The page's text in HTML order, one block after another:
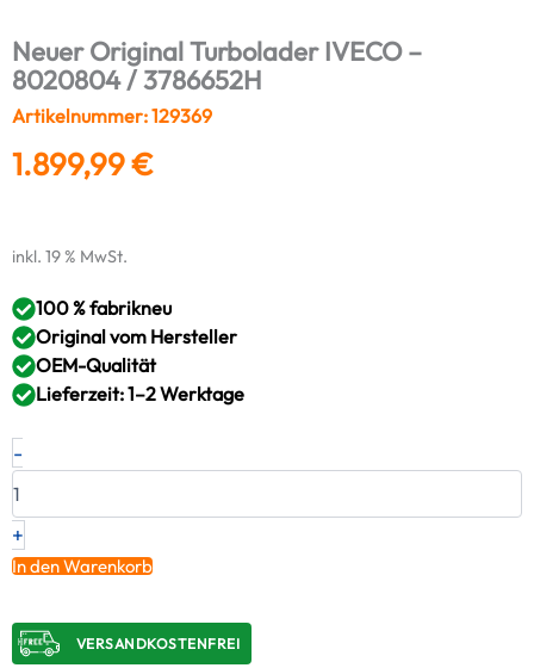
Neuer Original Turbolader IVECO –
8020804 / 3786652H
Artikelnummer: 129369
1.899,99€
inkl. 19 % MwSt.
100 % fabrikneu
Original vom Hersteller
OEM-Qualität
Lieferzeit: 1–2 Werktage
-
Neuer
Original
–
8020804
/
Menge
+
In den Warenkorb
VERSANDKOSTENFREI​